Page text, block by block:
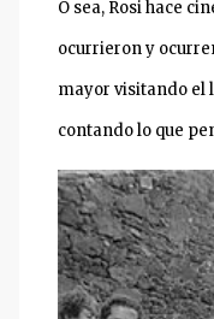
O sea, Rosi hace
ocurrieron y
mayor visitando el
contando lo que